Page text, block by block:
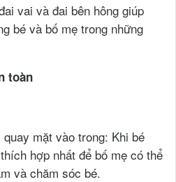
vai và đai bên hông giúp
bé và bố mẹ trong những
toàn
mặt vào trong: Khi bé
hợp nhất để bố mẹ có thể
và chăm sóc bé.